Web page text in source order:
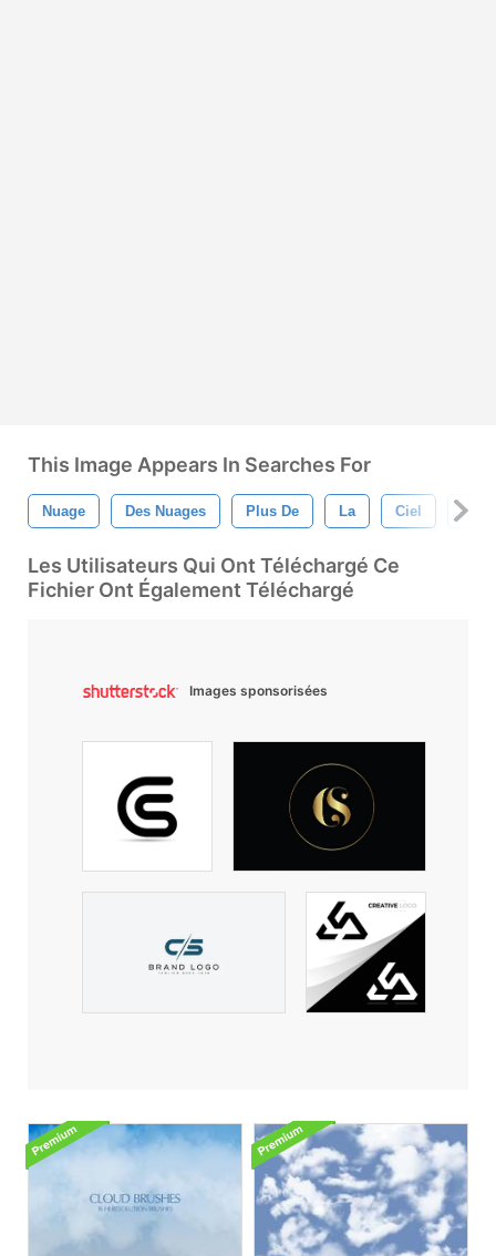
This Image Appears In Searches For
Nuage Des Nuages Plus De La Ciel Cs5
Les Utilisateurs Qui Ont Téléchargé Ce
Fichier Ont Également Téléchargé
Images sponsorisées